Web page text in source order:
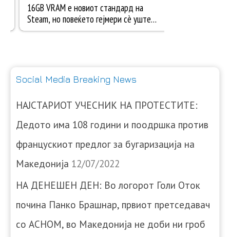
Social Media Breaking News
НАЈСТАРИОТ УЧЕСНИК НА ПРОТЕСТИТЕ:
Дедото има 108 години и поодршка против
францускиот предлог за бугаризација на
Македонија 12/07/2022
НА ДЕНЕШЕН ДЕН: Во логорот Голи Оток
почина Панко Брашнар, првиот претседавач
со АСНОМ, во Македонија не доби ни гроб